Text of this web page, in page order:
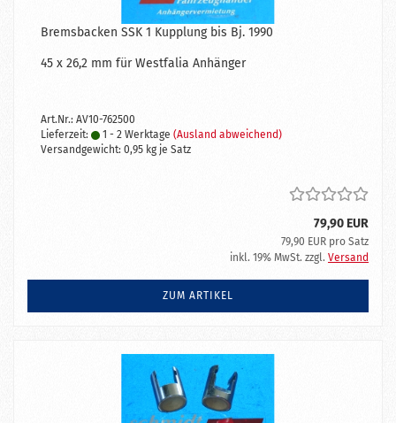
Bremsbacken SSK 1 Kupplung bis Bj. 1990
45 x 26,2 mm für Westfalia Anhänger
Art.Nr.: AV10-762500
Lieferzeit:
1 - 2 Werktage (Ausland abweichend)
Versandgewicht: 0,95 kg je Satz
79,90 EUR
79,90 EUR pro Satz
inkl. 19% MwSt. zzgl. Versand
ZUM ARTIKEL